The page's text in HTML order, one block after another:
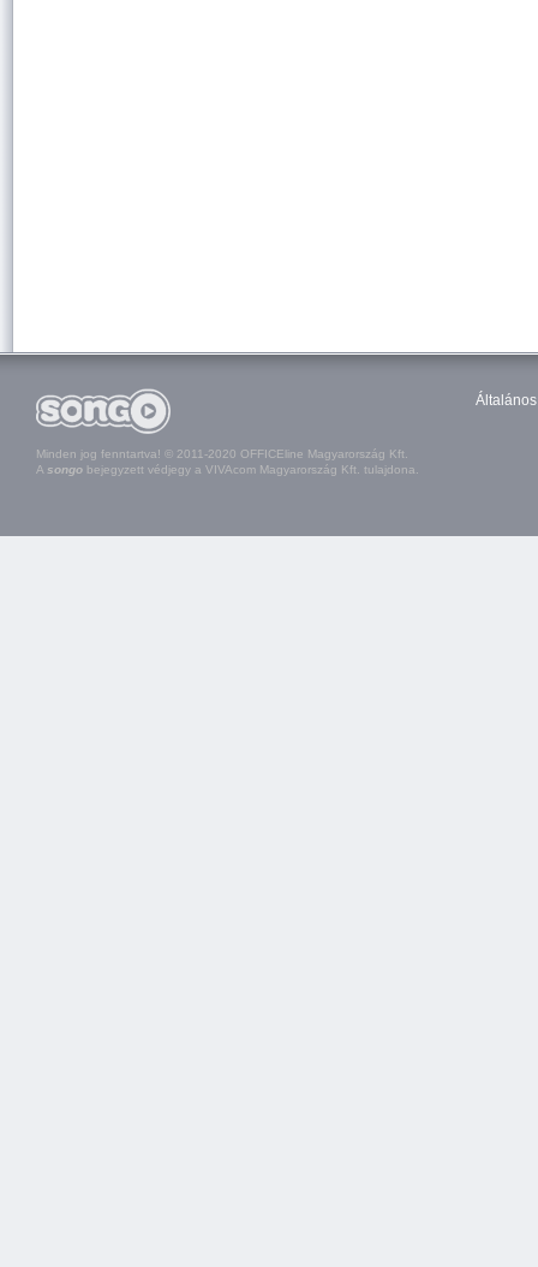
Minden jog fenntartva! © 2011-2020 OFFICEline Magyarország Kft.
A songo bejegyzett védjegy a VIVAcom Magyarország Kft. tulajdona.